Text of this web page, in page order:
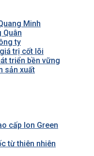
Minh
Quân
ty
trị cốt lõi
triển bền vững
sản xuất
cấp Ion Green
từ thiên nhiên